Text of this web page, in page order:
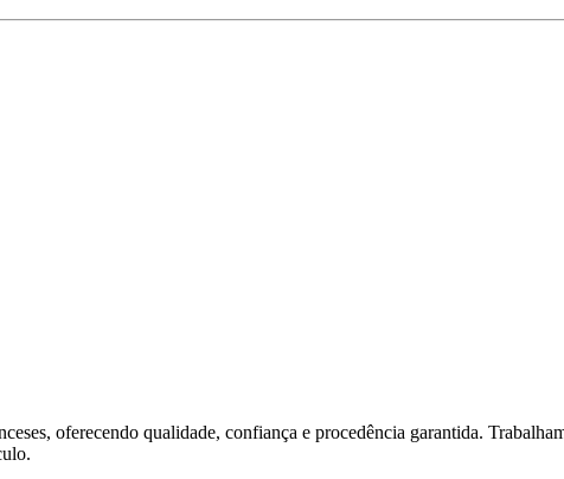
oferecendo qualidade, confiança e procedência garantida.